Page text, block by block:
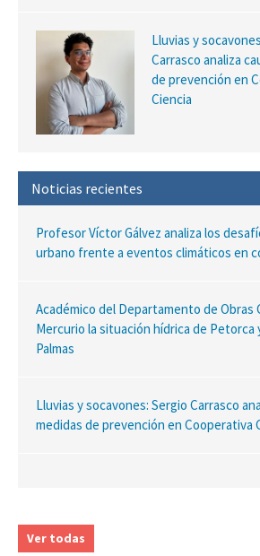
Lluvias y
Carrasco analiza
de prevención en
Ciencia
Noticias recientes
Profesor Víctor Gálvez analiza los
urbano frente a eventos climáticos en
Académico del Departamento de Obras
Mercurio la situación hídrica de Petorca
Palmas
Lluvias y socavones: Sergio Carrasco
medidas de prevención en Cooperativa
Ver todas